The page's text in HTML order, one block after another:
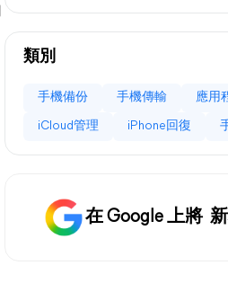
類別
手機備份 手機傳輸 應用
iCloud管理 iPhone回復
在 Google 上將